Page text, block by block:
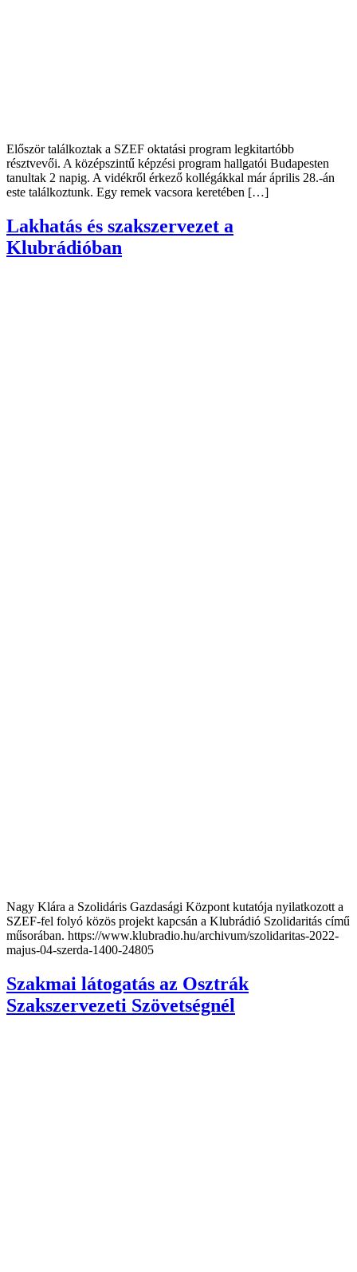
Először találkoztak a SZEF oktatási program legkitartóbb
résztvevői. A középszintű képzési program hallgatói Budapesten
tanultak 2 napig. A vidékről érkező kollégákkal már április 28.-án
este találkoztunk. Egy remek vacsora keretében […]
Lakhatás és szakszervezet a
Klubrádióban
Nagy Klára a Szolidáris Gazdasági Központ kutatója nyilatkozott a
SZEF-fel folyó közös projekt kapcsán a Klubrádió Szolidaritás című
műsorában. https://www.klubradio.hu/archivum/szolidaritas-2022-
majus-04-szerda-1400-24805
Szakmai látogatás az Osztrák
Szakszervezeti Szövetségnél